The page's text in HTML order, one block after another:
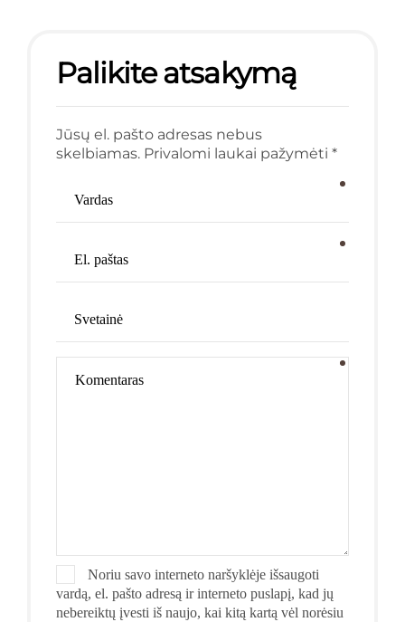
Palikite atsakymą
Jūsų el. pašto adresas nebus
skelbiamas. Privalomi laukai pažymėti *
Noriu savo interneto naršyklėje išsaugoti
vardą, el. pašto adresą ir interneto puslapį, kad jų
nebereiktų įvesti iš naujo, kai kitą kartą vėl norėsiu